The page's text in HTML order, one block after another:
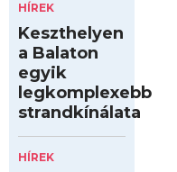
HÍREK
Keszthelyen
a Balaton
egyik
legkomplexebb
strandkínálata
HÍREK